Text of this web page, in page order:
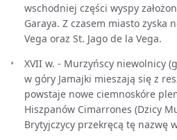
wschodniej części wyspy
Garaya. Z czasem miasto zyska
Vega oraz St. Jago de la Vega.
XVII w. - Murzyńscy niewolnicy
w góry Jamajki mieszają się z
powstaje nowe ciemnoskóre
Hiszpanów Cimarrones (Dzicy
Brytyjczycy przekręcą tę nazwę